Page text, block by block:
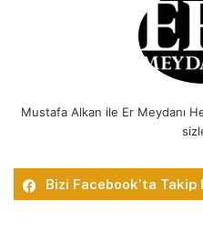
Mustafa Alkan ile Er Meydanı
Bizi Facebook’ta Takip